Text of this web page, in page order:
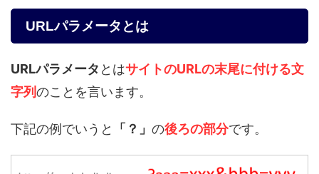
URLパラメータとは
URLパラメータ とはサイトのURLの末尾に付ける文
字列のことを言います。
下記の例でいうと 「？」 の後ろの部分です。